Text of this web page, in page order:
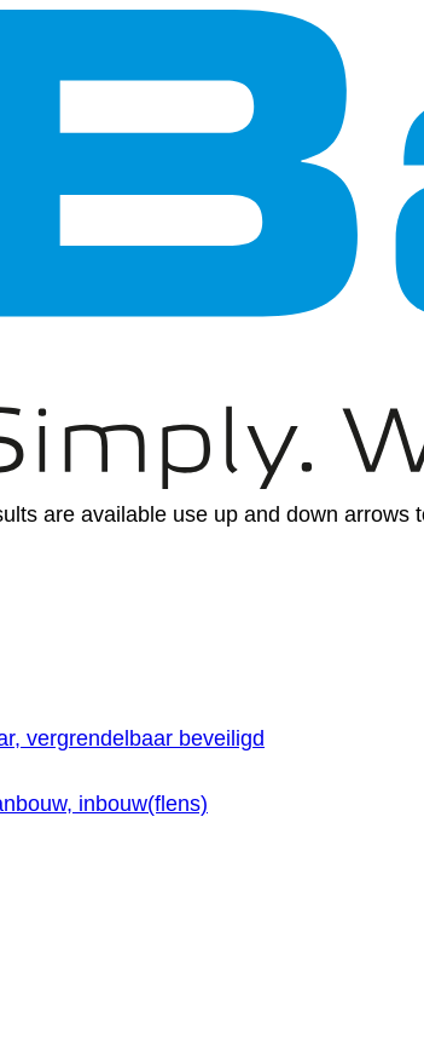
are available use up and down
vergrendelbaar beveiligd
inbouw(flens)